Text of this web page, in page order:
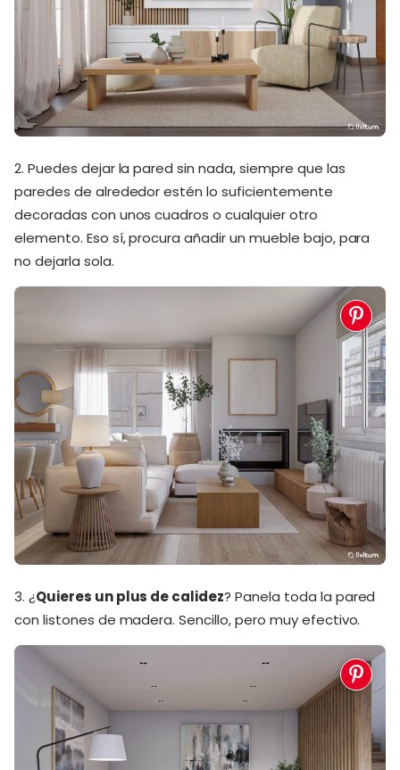
2. Puedes dejar la pared sin nada, siempre que las
paredes de alrededor estén lo suficientemente
decoradas con unos cuadros o cualquier otro
elemento. Eso sí, procura añadir un mueble bajo, para
no dejarla sola.
3. ¿Quieres un plus de calidez? Panela toda la pared
con listones de madera. Sencillo, pero muy efectivo.